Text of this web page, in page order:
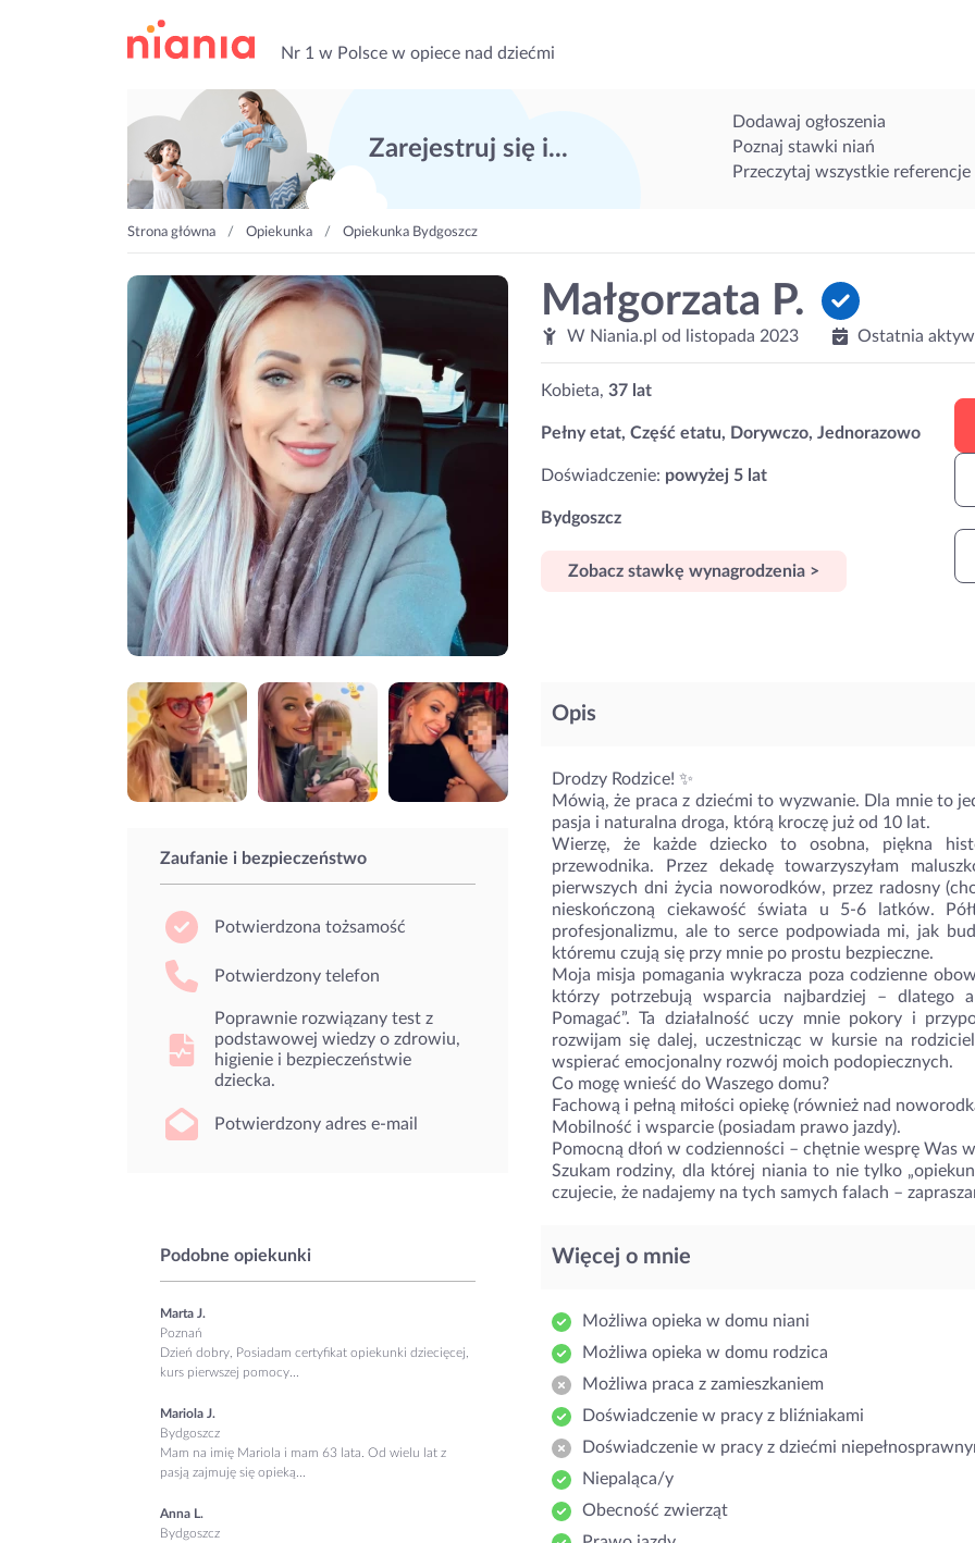
Nr 1 w Polsce w opiece nad dziećmi
Zarejestruj się i...
Dodawaj ogłoszenia
Poznaj stawki niań
Przeczytaj wszystkie referencje
Strona główna Opiekunka Opiekunka Bydgoszcz
Małgorzata P.
W Niania.pl od listopada 2023 Ostatnia
Kobieta, 37 lat
Pełny etat, Część etatu, Dorywczo, Jednorazowo
Doświadczenie: powyżej 5 lat
Bydgoszcz
Zobacz stawkę wynagrodzenia >
Zaufanie i bezpieczeństwo
Potwierdzona tożsamość
Potwierdzony telefon
Poprawnie rozwiązany test z
podstawowej wiedzy o zdrowiu,
higienie i bezpieczeństwie
dziecka.
Potwierdzony adres e-mail
Podobne opiekunki
Marta J.
Poznań
Dzień dobry, Posiadam certyfikat opiekunki dziecięcej,
kurs pierwszej pomocy...
Mariola J.
Bydgoszcz
Mam na imię Mariola i mam 63 lata. Od wielu lat z
pasją zajmuję się opieką...
Anna L.
Bydgoszcz
Opis
Drodzy Rodzice! ✨
Mówią, że praca z dziećmi to wyzwanie. Dla mnie to
pasja i naturalna droga, którą kroczę już od 10 lat.
Wierzę, że każde dziecko to osobna, piękna
przewodnika. Przez dekadę towarzyszyłam
pierwszych dni życia noworodków, przez radosny
nieskończoną ciekawość świata u 5-6 latków.
profesjonalizmu, ale to serce podpowiada mi, jak
któremu czują się przy mnie po prostu bezpieczne.
Moja misja pomagania wykracza poza codzienne
którzy potrzebują wsparcia najbardziej – dlatego
Pomagać”. Ta działalność uczy mnie pokory i
rozwijam się dalej, uczestnicząc w kursie na
wspierać emocjonalny rozwój moich podopiecznych.
Co mogę wnieść do Waszego domu?
Fachową i pełną miłości opiekę (również nad
Mobilność i wsparcie (posiadam prawo jazdy).
Pomocną dłoń w codzienności – chętnie wesprę Was
Szukam rodziny, dla której niania to nie tylko
czujecie, że nadajemy na tych samych falach –
Więcej o mnie
Możliwa opieka w domu niani
Możliwa opieka w domu rodzica
Możliwa praca z zamieszkaniem
Doświadczenie w pracy z bliźniakami
Doświadczenie w pracy z dziećmi
Niepaląca/y
Obecność zwierząt